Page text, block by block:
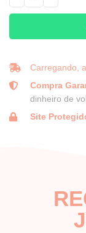
Carregando,
Compra
dinheiro de
Site